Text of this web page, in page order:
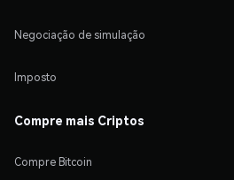
Negociação de simulação
Imposto
Compre mais Criptos
Compre Bitcoin